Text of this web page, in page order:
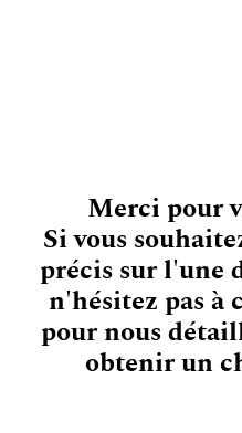
Merci pour
Si vous
précis sur l'une
n'hésitez pas à
pour nous
obtenir un